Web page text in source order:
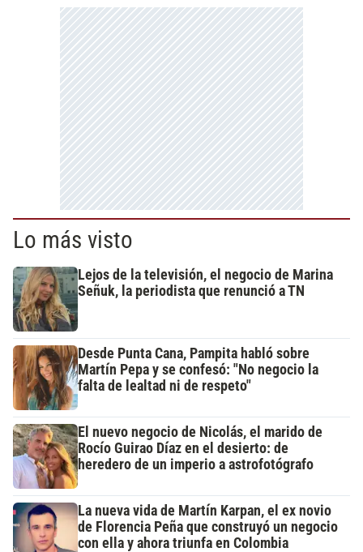
Lo más visto
Lejos de la televisión, el negocio de Marina
Señuk, la periodista que renunció a TN
Desde Punta Cana, Pampita habló sobre
Martín Pepa y se confesó: "No negocio la
falta de lealtad ni de respeto"
El nuevo negocio de Nicolás, el marido de
Rocío Guirao Díaz en el desierto: de
heredero de un imperio a astrofotógrafo
La nueva vida de Martín Karpan, el ex novio
de Florencia Peña que construyó un negocio
con ella y ahora triunfa en Colombia